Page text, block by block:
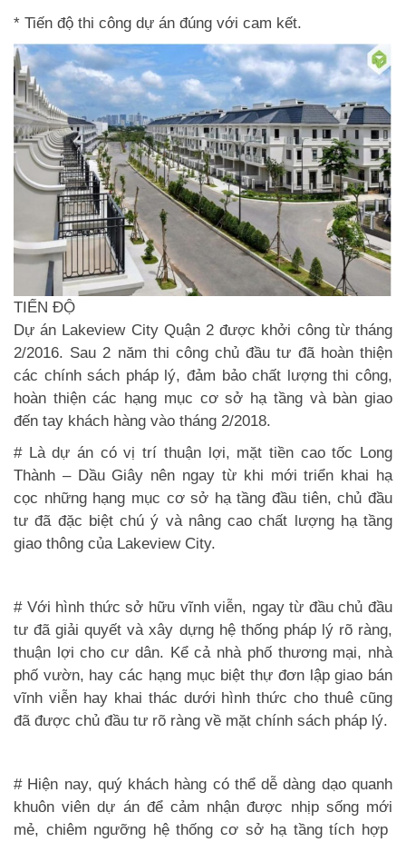
* Tiến độ thi công dự án đúng với cam kết.
TIẾN ĐỘ
Dự án Lakeview City Quận 2 được khởi công từ tháng
2/2016. Sau 2 năm thi công chủ đầu tư đã hoàn thiện
các chính sách pháp lý, đảm bảo chất lượng thi công,
hoàn thiện các hạng mục cơ sở hạ tầng và bàn giao
đến tay khách hàng vào tháng 2/2018.
# Là dự án có vị trí thuận lợi, mặt tiền cao tốc Long
Thành – Dầu Giây nên ngay từ khi mới triển khai hạ
cọc những hạng mục cơ sở hạ tầng đầu tiên, chủ đầu
tư đã đặc biệt chú ý và nâng cao chất lượng hạ tầng
giao thông của Lakeview City.
# Với hình thức sở hữu vĩnh viễn, ngay từ đầu chủ đầu
tư đã giải quyết và xây dựng hệ thống pháp lý rõ ràng,
thuận lợi cho cư dân. Kể cả nhà phố thương mại, nhà
phố vườn, hay các hạng mục biệt thự đơn lập giao bán
vĩnh viễn hay khai thác dưới hình thức cho thuê cũng
đã được chủ đầu tư rõ ràng về mặt chính sách pháp lý.
# Hiện nay, quý khách hàng có thể dễ dàng dạo quanh
khuôn viên dự án để cảm nhận được nhịp sống mới
mẻ, chiêm ngưỡng hệ thống cơ sở hạ tầng tích hợp